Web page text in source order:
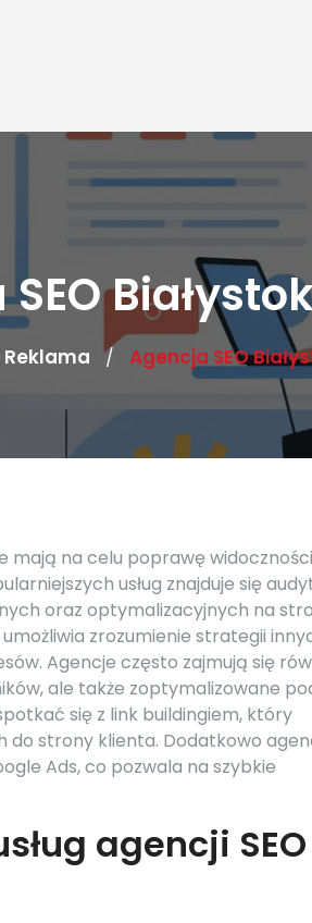
/ Agencja SEO
mają na celu poprawę widoczności
usług znajduje się
oraz optymalizacyjnych na
zrozumienie strategii
Agencje często zajmują się
ale także zoptymalizowane
się z link buildingiem, który
strony klienta. Dodatkowo
Ads, co pozwala na szybkie
agencji